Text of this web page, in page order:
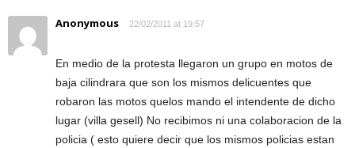
Anonymous 22/02/2011 at 19:57
En medio de la protesta llegaron un grupo en motos de
baja cilindrara que son los mismos delicuentes que
robaron las motos quelos mando el intendente de dicho
lugar (villa gesell) No recibimos ni una colaboracion de la
policia ( esto quiere decir que los mismos policias estan